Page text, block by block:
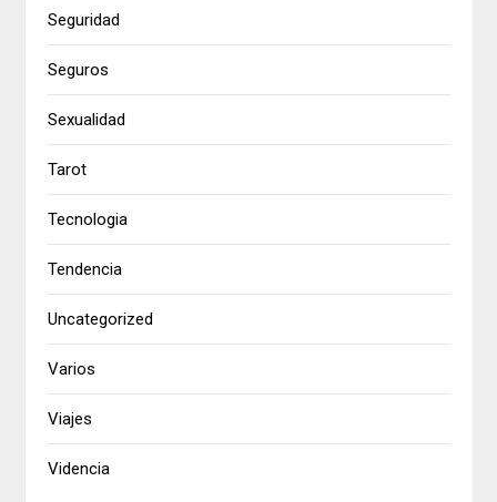
Seguridad
Seguros
Sexualidad
Tarot
Tecnologia
Tendencia
Uncategorized
Varios
Viajes
Videncia